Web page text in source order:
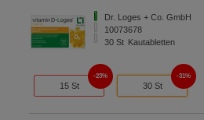
Dr. Loges + Co. GmbH
10073678
30St Kautabletten
15 St
23%
30 St
31%